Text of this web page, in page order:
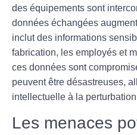
des équipements sont
données échangées
inclut des informations
fabrication, les employés et
ces données sont
peuvent être désastreuses,
intellectuelle à la
Les menaces